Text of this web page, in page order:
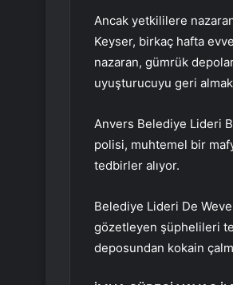
Ancak yetkililere
Keyser, birkaç hafta
nazaran, gümrük
uyuşturucuyu geri
Anvers Belediye Lideri
polisi, muhtemel bir
tedbirler alıyor.
Belediye Lideri De
gözetleyen şüphelileri
deposundan kokain